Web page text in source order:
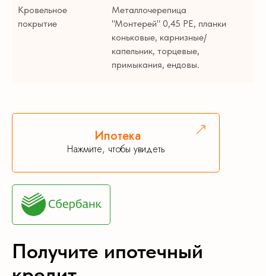
Кровельное
покрытие
Металлочерепица
"Монтерей" 0,45 PE, планки
коньковые, карнизные/
капельник, торцевые,
примыкания, ендовы.
Ипотека
Нажмите, чтобы увидеть
Получите ипотечный